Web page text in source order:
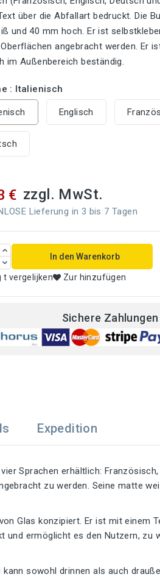
über die Abfallart bedruckt. Die
und 40 mm hoch. Er ist
angebracht werden. Er
im Außenbereich beständig.
: Italienisch
Englisch
€ zzgl. MwSt.
Lieferung in 3 bis 7 Tagen
In den Warenkorb
t vergelijken Zur hinzufügen
Sichere Zahlungen
Expedition
Sprachen erhältlich: Französisch,
zu werden. Seine matte
Glas konzipiert. Er ist mit einem
ermöglicht es den Nutzern, zu
sowohl drinnen als auch